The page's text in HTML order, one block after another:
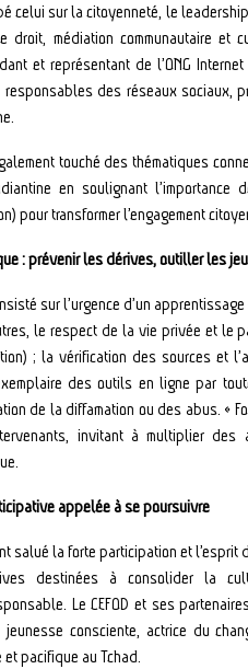
celui sur la citoyenneté, le
droit, médiation communautaire et
et représentant de l’ONG
responsables des réseaux sociaux,
touché des thématiques
en soulignant l’importance
pour transformer l’engagement
: prévenir les dérives, outiller les
sur l’urgence d’un
le respect de la vie privée et le
; la vérification des sources et
des outils en ligne par
de la diffamation ou des abus. «
invitant à multiplier
appelée à se poursuivre
salué la forte participation et l’esprit
destinées à consolider la
Le CEFOD et ses
jeunesse consciente, actrice du
pacifique au Tchad.